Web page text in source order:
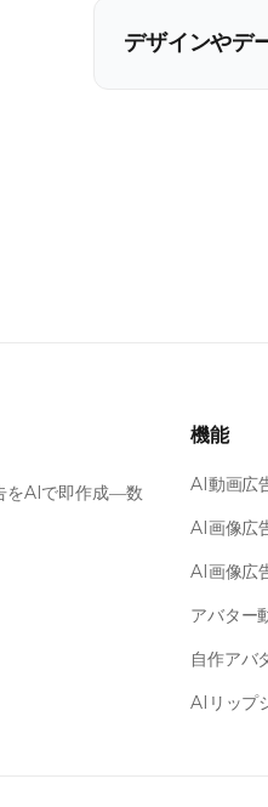
デザインやデ
をAIで即作成―数
機能
AI動画広
AI画像広
AI画像広
アバター
自作アバ
AIリップ